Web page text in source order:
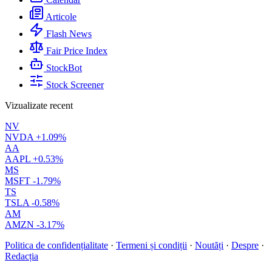
Articole
Flash News
Fair Price Index
StockBot
Stock Screener
Vizualizate recent
NV
NVDA +1.09%
AA
AAPL +0.53%
MS
MSFT -1.79%
TS
TSLA -0.58%
AM
AMZN -3.17%
Politica de confidențialitate · Termeni și condiții · Noutăți · Despre ·
Redacția